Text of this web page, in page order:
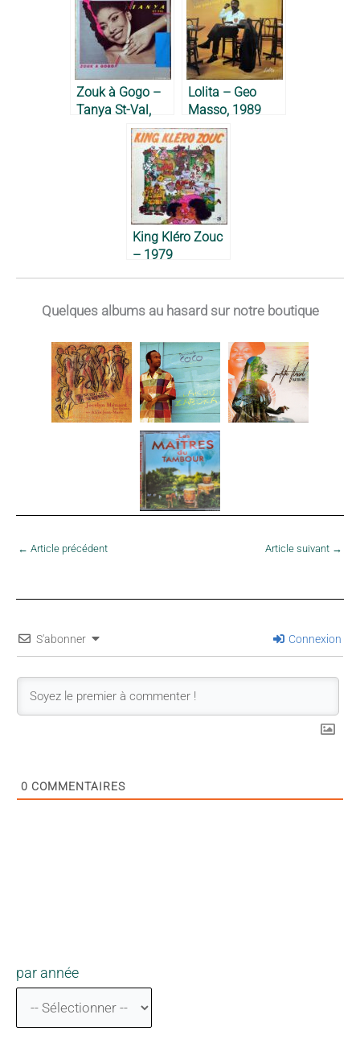
Zouk à Gogo –
Tanya St-Val,
Lolita – Geo
Masso, 1989
King Kléro Zouc
– 1979
Quelques albums au hasard sur notre boutique
← Article précédent Article suivant →
S'abonner Connexion
0 COMMENTAIRES
par année